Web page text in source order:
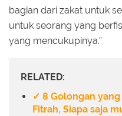
bagian dari zakat untuk
untuk seorang yang
yang mencukupinya.”
RELATED:
✓ 8 Golongan
Fitrah, Siapa saja